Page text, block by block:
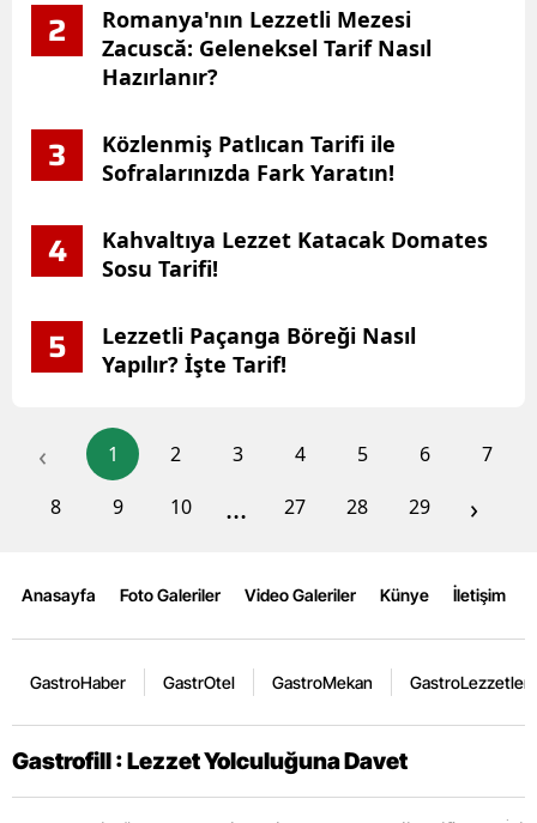
2
Romanya'nın Lezzetli Mezesi
Zacuscă: Geleneksel Tarif Nasıl
Hazırlanır?
3
Közlenmiş Patlıcan Tarifi ile
Sofralarınızda Fark Yaratın!
4
Kahvaltıya Lezzet Katacak Domates
Sosu Tarifi!
5
Lezzetli Paçanga Böreği Nasıl
Yapılır? İşte Tarif!
‹ 1 2 3 4 5 6
7
8
9 10 ... 27 28 29 ›
Anasayfa Foto Galeriler Video Galeriler Künye İletişim
GastroHaber GastrOtel GastroMekan GastroLezzetler
Gastrofill : Lezzet Yolculuğuna Davet